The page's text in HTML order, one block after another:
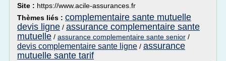
Site : https://www.acile-assurances.fr
Thèmes liés : complementaire sante mutuelle
devis ligne / assurance complementaire sante
mutuelle / assurance complementaire sante senior /
devis complementaire sante ligne / assurance
mutuelle sante tarif